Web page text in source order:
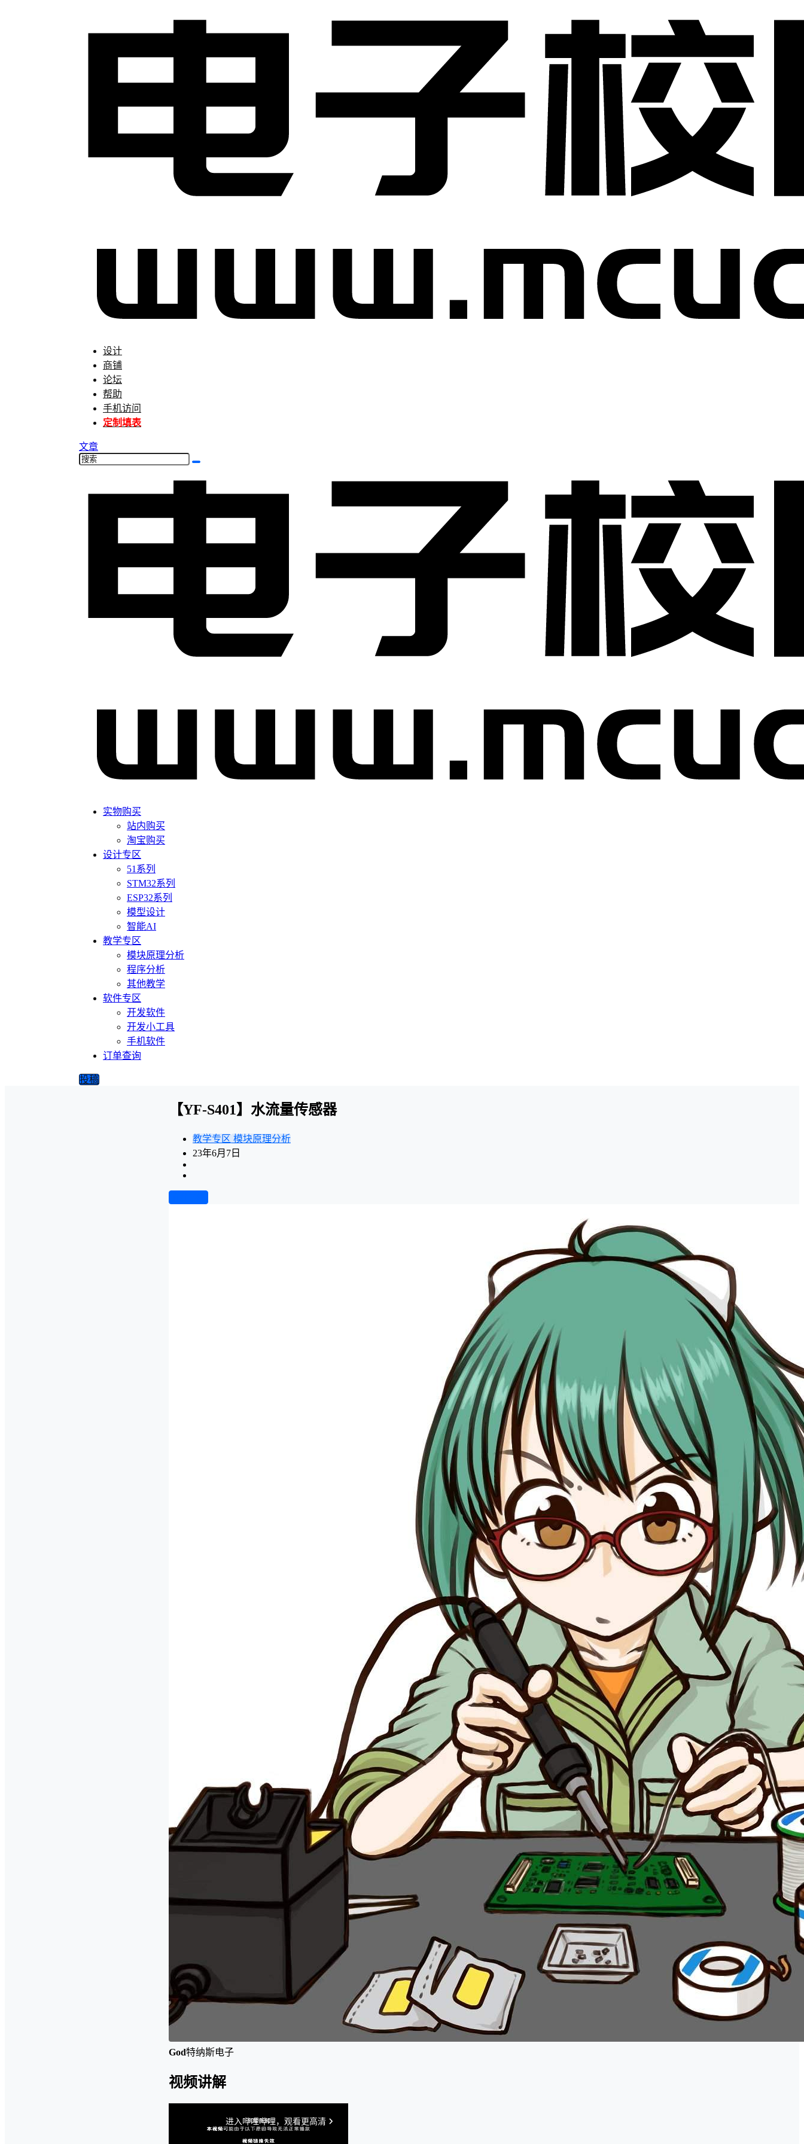
设计
商铺
论坛
帮助
手机访问
定制填表
文章
实物购买
站内购买
淘宝购买
设计专区
51系列
STM32系列
ESP32系列
模型设计
智能AI
教学专区
模块原理分析
程序分析
其他教学
软件专区
开发软件
开发小工具
手机软件
订单查询
投稿
【YF-S401】水流量传感器
教学专区 模块原理分析
23年6月7日
God特纳斯电子
视频讲解